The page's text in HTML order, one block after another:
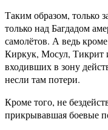
Таким образом, только
только над Багдадом
самолётов. А ведь
Киркук, Мосул, Тикрит
входивших в зону
несли там потери.
Кроме того, не
прикрывавшая боевые